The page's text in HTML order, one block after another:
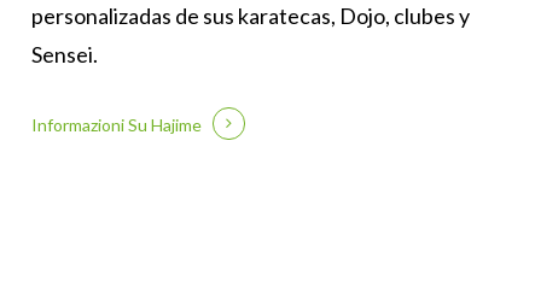
personalizadas de sus karatecas, Dojo, clubes y
Sensei.
Informazioni Su Hajime